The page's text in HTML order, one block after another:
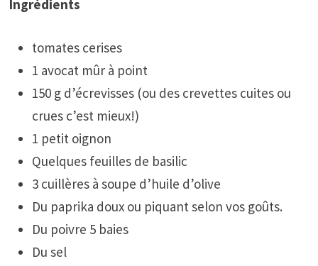
Ingrédients
tomates cerises
1 avocat mûr à point
150 g d’écrevisses (ou des crevettes cuites ou
crues c’est mieux!)
1 petit oignon
Quelques feuilles de basilic
3 cuillères à soupe d’huile d’olive
Du paprika doux ou piquant selon vos goûts.
Du poivre 5 baies
Du sel